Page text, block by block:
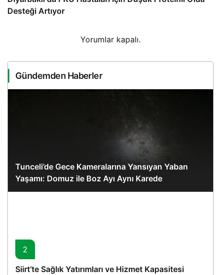
Desteği Artıyor
Yorumlar kapalı.
Gündemden Haberler
Tunceli’de Gece Kameralarına Yansıyan Yaban
Yaşamı: Domuz ile Boz Ayı Aynı Karede
2
Siirt’te Sağlık Yatırımları ve Hizmet Kapasitesi